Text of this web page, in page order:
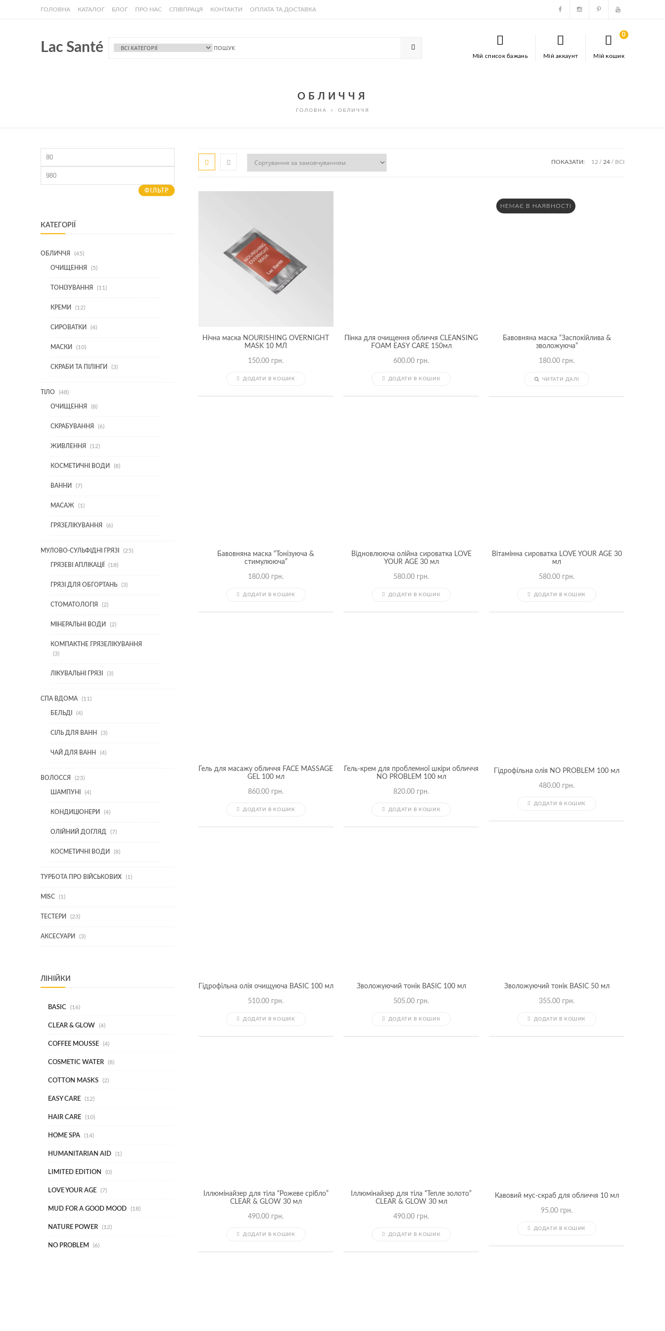
ГОЛОВНА КАТАЛОГ БЛОГ ПРО НАС СПІВПРАЦЯ КОНТАКТИ ОПЛАТА ТА ДОСТАВКА
Lac Santé
Мій список бажань Мій аккаунт
0
Мій кошик
ОБЛИЧЧЯ
ГОЛОВНА ОБЛИЧЧЯ
ПОКАЗАТИ: 12 24 ВСІ
Нічна маска NOURISHING OVERNIGHT
MASK 10 МЛ
150.00 грн.
ДОДАТИ В КОШИК
Пінка для очищення обличчя CLEANSING
FOAM EASY CARE 150мл
600.00 грн.
ДОДАТИ В КОШИК
НЕМАЄ В НАЯВНОСТІ
Бавовняна маска “Заспокійлива &
зволожуюча”
180.00 грн.
ЧИТАТИ ДАЛІ
Бавовняна маска “Тонізуюча &
стимулююча”
180.00 грн.
ДОДАТИ В КОШИК
Відновлююча олійна сироватка LOVE
YOUR AGE 30 мл
580.00 грн.
ДОДАТИ В КОШИК
Вітамінна сироватка LOVE YOUR AGE 30
мл
580.00 грн.
ДОДАТИ В КОШИК
Гель для масажу обличчя FACE MASSAGE
GEL 100 мл
860.00 грн.
ДОДАТИ В КОШИК
Гель-крем для проблемної шкіри обличчя
NO PROBLEM 100 мл
820.00 грн.
ДОДАТИ В КОШИК
Гідрофільна олія NO PROBLEM 100 мл
480.00 грн.
ДОДАТИ В КОШИК
Гідрофільна олія очищуюча BASIC 100 мл
510.00 грн.
ДОДАТИ В КОШИК
Зволожуючий тонік BASIC 100 мл
505.00 грн.
ДОДАТИ В КОШИК
Зволожуючий тонік BASIC 50 мл
355.00 грн.
ДОДАТИ В КОШИК
Іллюмінайзер для тіла “Рожеве срібло”
CLEAR & GLOW 30 мл
490.00 грн.
ДОДАТИ В КОШИК
Іллюмінайзер для тіла “Тепле золото”
CLEAR & GLOW 30 мл
490.00 грн.
ДОДАТИ В КОШИК
Кавовий мус-скраб для обличчя 10 мл
95.00 грн.
ДОДАТИ В КОШИК
Мінімальна
ціна
Найбільша
ціна
ФІЛЬТР
КАТЕГОРІЇ
ОБЛИЧЧЯ 4545
ОЧИЩЕННЯ
55
ТОНІЗУВАННЯ
1111
КРЕМИ
1212
СИРОВАТКИ
44
МАСКИ
1010
СКРАБИ ТА ПІЛІНГИ
33
ТІЛО 4848
ОЧИЩЕННЯ
88
СКРАБУВАННЯ
66
ЖИВЛЕННЯ
1212
КОСМЕТИЧНІ ВОДИ
88
ВАННИ
77
МАСАЖ
11
ГРЯЗЕЛІКУВАННЯ
66
МУЛОВО-СУЛЬФІДНІ ГРЯЗІ 2525
ГРЯЗЕВІ АПЛІКАЦІЇ
1818
ГРЯЗІ ДЛЯ ОБГОРТАНЬ
33
СТОМАТОЛОГІЯ
22
МІНЕРАЛЬНІ ВОДИ
22
КОМПАКТНЕ ГРЯЗЕЛІКУВАННЯ
33
ЛІКУВАЛЬНІ ГРЯЗІ
33
СПА ВДОМА 1111
БЕЛЬДІ
44
СІЛЬ ДЛЯ ВАНН
33
ЧАЙ ДЛЯ ВАНН
44
ВОЛОССЯ 2323
ШАМПУНІ
44
КОНДИЦІОНЕРИ
44
ОЛІЙНИЙ ДОГЛЯД
77
КОСМЕТИЧНІ ВОДИ
88
ТУРБОТА ПРО ВІЙСЬКОВИХ 11
MISC
11
ТЕСТЕРИ
2323
АКСЕСУАРИ
33
ЛІНІЙКИ
BASIC 16
CLEAR & GLOW 4
COFFEE MOUSSE 4
COSMETIC WATER 8
COTTON MASKS 2
EASY CARE 12
HAIR CARE 10
HOME SPA 14
HUMANITARIAN AID 1
LIMITED EDITION 0
LOVE YOUR AGE 7
MUD FOR A GOOD MOOD 18
NATURE POWER 12
NO PROBLEM 6